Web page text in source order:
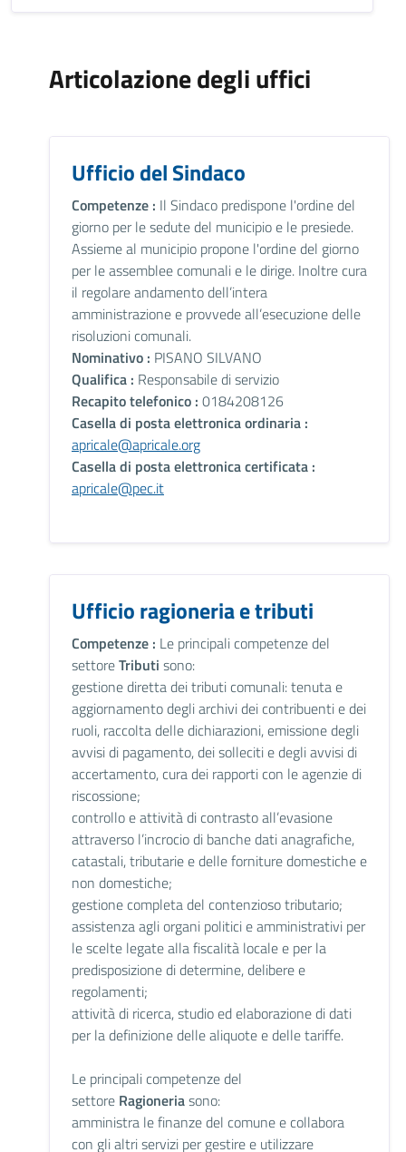
Articolazione degli uffici
Ufficio del Sindaco
Competenze : Il Sindaco predispone l'ordine del
giorno per le sedute del municipio e le presiede.
Assieme al municipio propone l'ordine del giorno
per le assemblee comunali e le dirige. Inoltre cura
il regolare andamento dell’intera
amministrazione e provvede all’esecuzione delle
risoluzioni comunali.
Nominativo : PISANO SILVANO
Qualifica : Responsabile di servizio
Recapito telefonico : 0184208126
Casella di posta elettronica ordinaria :
apricale@apricale.org
Casella di posta elettronica certificata :
apricale@pec.it
Ufficio ragioneria e tributi
Competenze : Le principali competenze del
settoreTributi sono:
gestione diretta dei tributi comunali: tenuta e
aggiornamento degli archivi dei contribuenti e dei
ruoli, raccolta delle dichiarazioni, emissione degli
avvisi di pagamento, dei solleciti e degli avvisi di
accertamento, cura dei rapporti con le agenzie di
riscossione;
controllo e attività di contrasto all’evasione
attraverso l’incrocio di banche dati anagrafiche,
catastali, tributarie e delle forniture domestiche e
non domestiche;
gestione completa del contenzioso tributario;
assistenza agli organi politici e amministrativi per
le scelte legate alla fiscalità locale e per la
predisposizione di determine, delibere e
regolamenti;
attività di ricerca, studio ed elaborazione di dati
per la definizione delle aliquote e delle tariffe.
Le principali competenze del
settore Ragioneriasono:
amministra le finanze del comune e collabora
con gli altri servizi per gestire e utilizzare